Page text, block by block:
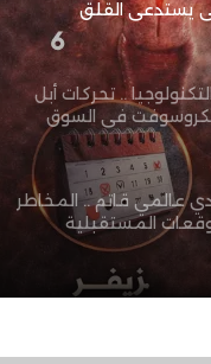
يستدعي القلق
.. تحركات أبل
في السوق
عالمي قاتم .. المخاطر
المستقبلية